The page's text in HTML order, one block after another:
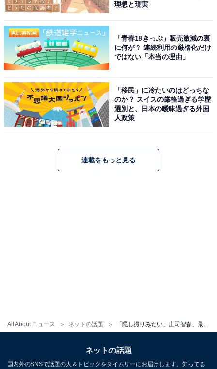
All About ニュース ネットの話題
理想と現実
「青春18きっぷ」販売激減の裏
に何が？ 連続利用の厳格化だけ
ではない「本当の理由」
「移民」に冷たいのはどっちな
のか？ スイスの厳格過ぎる学歴
選別と、日本の曖昧過ぎる外国
人政策
連載をもっと見る
ネットの話題
国内外のSNSで話題の人＆トピックをタイムリーにお届けします。知ってる